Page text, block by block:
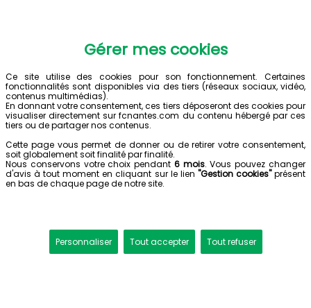
Gérer mes cookies
Ce site utilise des cookies pour son fonctionnement. Certaines
fonctionnalités sont disponibles via des tiers (réseaux sociaux, vidéo,
contenus multimédias).
En donnant votre consentement, ces tiers déposeront des cookies pour
visualiser directement sur fcnantes.com du contenu hébergé par ces
tiers ou de partager nos contenus.
Cette page vous permet de donner ou de retirer votre consentement,
soit globalement soit finalité par finalité.
Nous conservons votre choix pendant 6 mois. Vous pouvez changer
d'avis à tout moment en cliquant sur le lien "Gestion cookies"présent
en bas de chaque page de notre site.
Personnaliser Tout accepter Tout refuser